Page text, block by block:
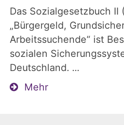
Das Sozialgesetzbuch II
„Bürgergeld,
Arbeitssuchende“ ist
sozialen
Deutschland. ...
Mehr